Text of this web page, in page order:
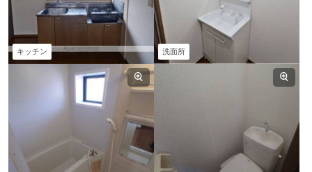
キッチン 洗面所